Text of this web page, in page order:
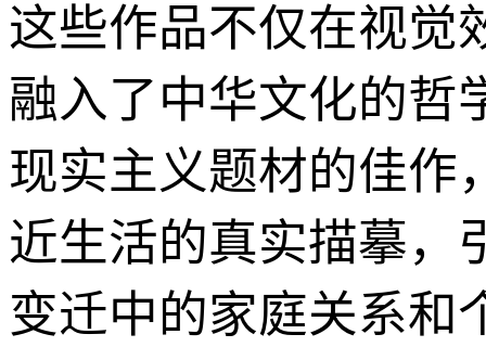
这些作品不仅在视觉
融入了中华文化的哲
现实主义题材的佳作
近生活的真实描摹，
变迁中的家庭关系和